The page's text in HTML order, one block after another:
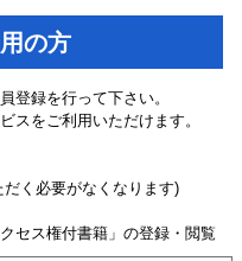
の方
登録を行って下さい。
スをご利用いただけます。
く必要がなくなります)
セス権付書籍」の登録・閲覧